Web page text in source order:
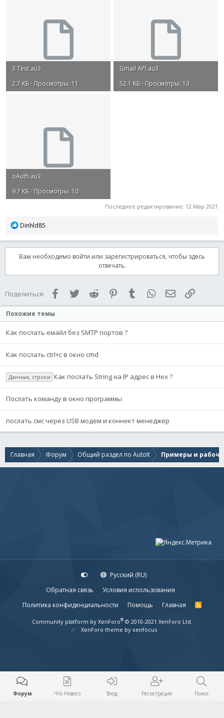
3 Test.au3
2.7 КБ · Просмотры: 11
Gmail API.au3
52.1 КБ · Просмотры: 13
oAuth.au3
9.7 КБ · Просмотры: 10
Последнее редактирование: 12 Мар 2021
Р
а
ц
Dinhld85
Вам необходимо войти или зарегистрироваться, чтобы здесь
отвечать.
Поделиться: FacebookTwitter Reddit PinterestTumblr WhatsAppЭлектронная
Похожие темы
Как послать емайл без SMTP портов ?
Как послать ctrl+c в окно cmd
Данные, строки Как послать String на IP адрес в Hex ?
Послать команду в окно программы
послать смс через USB модем и коннект менеджер
Главная Форум Общий раздел по AutoIt Примеры и
Русский (RU)
Обратная связь
Условия использования
Политика конфиденциальности
Помощь Главная
R
Community platform by XenForo® © 2010-2021 XenForo Ltd.
XenForo theme by xenfocus
Форум Что Нового Вход Регистрация Поиск